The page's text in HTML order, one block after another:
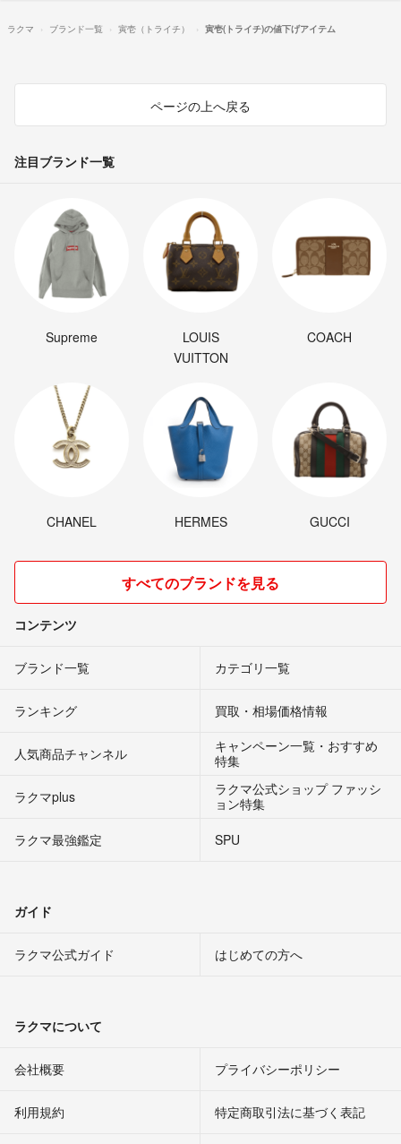
ラクマ ブランド一覧 寅壱（トライチ） 寅壱(トライチ)の値下げアイテム
ページの上へ戻る
注目ブランド一覧
Supreme
LOUIS
VUITTON
COACH
CHANEL HERMES GUCCI
すべてのブランドを見る
コンテンツ
ブランド一覧 カテゴリ一覧
ランキング 買取・相場価格情報
人気商品チャンネル
キャンペーン一覧・おすすめ
特集
ラクマplus
ラクマ公式ショップ ファッシ
ョン特集
ラクマ最強鑑定
SPU
ガイド
ラクマ公式ガイド はじめての方へ
ラクマについて
会社概要 プライバシーポリシー
利用規約 特定商取引法に基づく表記